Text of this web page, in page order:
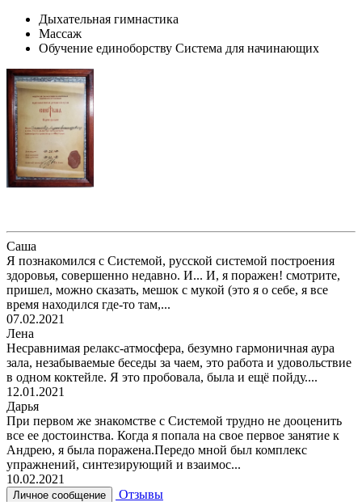
Дыхательная гимнастика
Массаж
Обучение единоборству Система для начинающих
Саша
Я познакомился с Системой, русской системой построения
здоровья, совершенно недавно. И... И, я поражен! смотрите,
пришел, можно сказать, мешок с мукой (это я о себе, я все
время находился где-то там,...
07.02.2021
Лена
Несравнимая релакс-атмосфера, безумно гармоничная аура
зала, незабываемые беседы за чаем, это работа и удовольствие
в одном коктейле. Я это пробовала, была и ещё пойду....
12.01.2021
Дарья
При первом же знакомстве с Системой трудно не дооценить
все ее достоинства. Когда я попала на свое первое занятие к
Андрею, я была поражена.Передо мной был комплекс
упражнений, синтезирующий и взаимос...
10.02.2021
Личное сообщение Отзывы